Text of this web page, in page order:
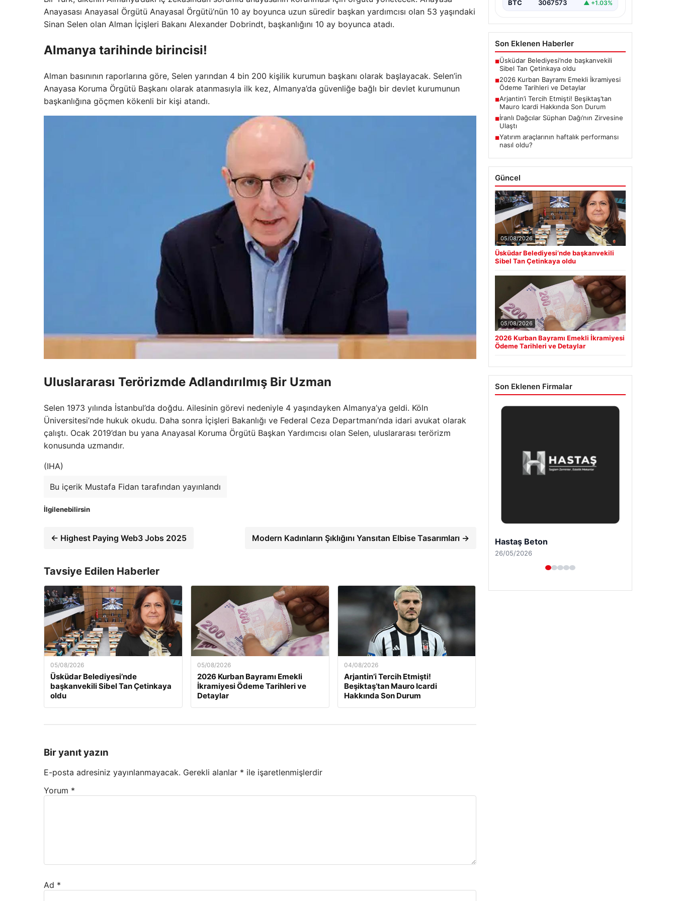
Anayasası Anayasal Örgütü Anayasal Örgütü’nün 10 ay boyunca uzun süredir başkan yardımcısı olan 53 yaşındaki
Sinan Selen olan Alman İçişleri Bakanı Alexander Dobrindt, başkanlığını 10 ay boyunca atadı.
Almanya tarihinde birincisi!
Alman basınının raporlarına göre, Selen yarından 4 bin 200 kişilik kurumun başkanı olarak başlayacak. Selen’in
Anayasa Koruma Örgütü Başkanı olarak atanmasıyla ilk kez, Almanya’da güvenliğe bağlı bir devlet kurumunun
başkanlığına göçmen kökenli bir kişi atandı.
Uluslararası Terörizmde Adlandırılmış Bir Uzman
Selen 1973 yılında İstanbul’da doğdu. Ailesinin görevi nedeniyle 4 yaşındayken Almanya’ya geldi. Köln
Üniversitesi’nde hukuk okudu. Daha sonra İçişleri Bakanlığı ve Federal Ceza Departmanı’nda idari avukat olarak
çalıştı. Ocak 2019’dan bu yana Anayasal Koruma Örgütü Başkan Yardımcısı olan Selen, uluslararası terörizm
konusunda uzmandır.
(IHA)
Bu içerik Mustafa Fidan tarafından yayınlandı
İlgilenebilirsin
← Highest Paying Web3 Jobs 2025 Modern Kadınların Şıklığını Yansıtan Elbise Tasarımları →
Tavsiye Edilen Haberler
05/08/2026
Üsküdar Belediyesi’nde
başkanvekili Sibel Tan Çetinkaya
oldu
05/08/2026
2026 Kurban Bayramı Emekli
İkramiyesi Ödeme Tarihleri ve
Detaylar
04/08/2026
Arjantin’i Tercih Etmişti!
Beşiktaş’tan Mauro Icardi
Hakkında Son Durum
Bir yanıt yazın
E-posta adresiniz yayınlanmayacak. Gerekli alanlar * ile işaretlenmişlerdir
Yorum *
Ad *
BTC 3067573 ▲ +1.03%
Son Eklenen Haberler
■Üsküdar Belediyesi’nde başkanvekili
Sibel Tan Çetinkaya oldu
■2026 Kurban Bayramı Emekli İkramiyesi
Ödeme Tarihleri ve Detaylar
■Arjantin’i Tercih Etmişti! Beşiktaş’tan
Mauro Icardi Hakkında Son Durum
■İranlı Dağcılar Süphan Dağı’nın Zirvesine
Ulaştı
■Yatırım araçlarının haftalık performansı
nasıl oldu?
Güncel
05/08/2026
Üsküdar Belediyesi’nde başkanvekili
Sibel Tan Çetinkaya oldu
05/08/2026
2026 Kurban Bayramı Emekli İkramiyesi
Ödeme Tarihleri ve Detaylar
Son Eklenen Firmalar
Enes Kaplan Avukatlık Bürosu
28/04/2026